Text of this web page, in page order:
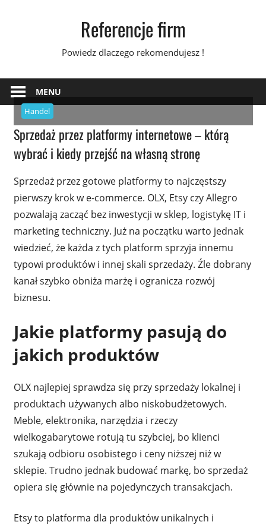
Referencje firm
Powiedz dlaczego rekomendujesz !
MENU
Handel
Sprzedaż przez platformy internetowe – którą
wybrać i kiedy przejść na własną stronę
Sprzedaż przez gotowe platformy to najczęstszy
pierwszy krok w e-commerce. OLX, Etsy czy Allegro
pozwalają zacząć bez inwestycji w sklep, logistykę IT i
marketing techniczny. Już na początku warto jednak
wiedzieć, że każda z tych platform sprzyja innemu
typowi produktów i innej skali sprzedaży. Źle dobrany
kanał szybko obniża marżę i ogranicza rozwój
biznesu.
Jakie platformy pasują do
jakich produktów
OLX najlepiej sprawdza się przy sprzedaży lokalnej i
produktach używanych albo niskobudżetowych.
Meble, elektronika, narzędzia i rzeczy
wielkogabarytowe rotują tu szybciej, bo klienci
szukają odbioru osobistego i ceny niższej niż w
sklepie. Trudno jednak budować markę, bo sprzedaż
opiera się głównie na pojedynczych transakcjach.
Etsy to platforma dla produktów unikalnych i